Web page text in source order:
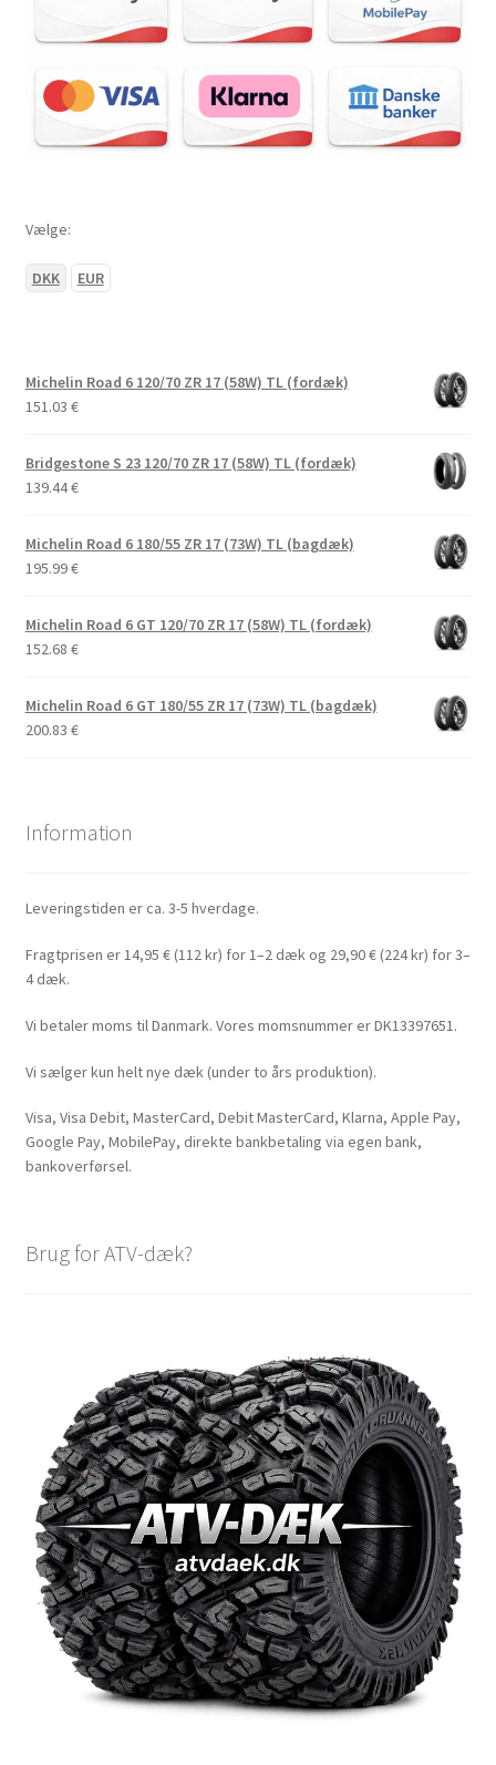
Vælge:
DKK EUR
Michelin Road 6 120/70 ZR 17 (58W) TL (fordæk)
151.03 €
Bridgestone S 23 120/70 ZR 17 (58W) TL (fordæk)
139.44€
Michelin Road 6 180/55 ZR 17 (73W) TL (bagdæk)
195.99€
Michelin Road 6 GT 120/70 ZR 17 (58W) TL (fordæk)
152.68 €
Michelin Road 6 GT 180/55 ZR 17 (73W) TL (bagdæk)
200.83 €
Information
Leveringstiden er ca. 3-5 hverdage.
Fragtprisen er 14,95 € (112 kr) for 1–2 dæk og 29,90 € (224 kr) for 3–
4 dæk.
Vi betaler moms til Danmark. Vores momsnummer er DK13397651.
Vi sælger kun helt nye dæk (under to års produktion).
Visa, Visa Debit, MasterCard, Debit MasterCard, Klarna, Apple Pay,
Google Pay, MobilePay, direkte bankbetaling via egen bank,
bankoverførsel.
Brug for ATV-dæk?